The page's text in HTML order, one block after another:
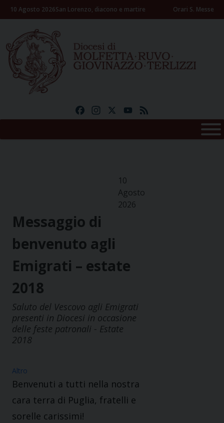
Skip10 Agosto 2026San Lorenzo, diacono e martire Orari S. Messe
FacebookInstagramYouTube
10
Agosto
2026
Messaggio di
benvenuto agli
Emigrati – estate
2018
Saluto del Vescovo agli Emigrati
presenti in Diocesi in occasione
delle feste patronali - Estate
2018
Altro
Benvenuti a tutti nella nostra
cara terra di Puglia, fratelli e
sorelle carissimi!